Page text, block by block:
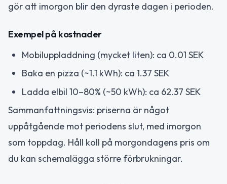
gör att imorgon blir den dyraste dagen i perioden.
Exempel på kostnader
Mobiluppladdning (mycket liten): ca 0.01 SEK
Baka en pizza (~1.1 kWh): ca 1.37 SEK
Ladda elbil 10–80% (~50 kWh): ca 62.37 SEK
Sammanfattningsvis: priserna är något
uppåtgående mot periodens slut, med imorgon
som toppdag. Håll koll på morgondagens pris om
du kan schemalägga större förbrukningar.